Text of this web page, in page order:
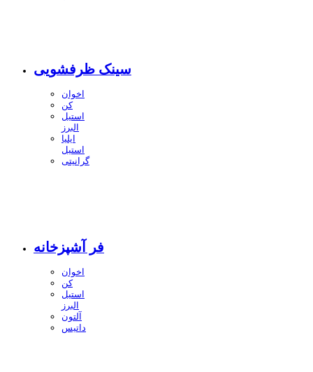
سینک ظرفشویی
اخوان
کن
استیل
البرز
ایلیا
استیل
گرانیتی
فر آشپزخانه
اخوان
کن
استیل
البرز
آلتون
داتیس